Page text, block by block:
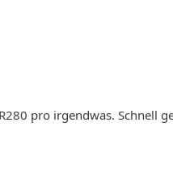
pro irgendwas. Schnell